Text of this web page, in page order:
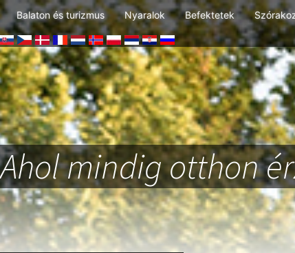
Balaton és turizmus Nyaralok Befektetek
Ahol mindig otthon